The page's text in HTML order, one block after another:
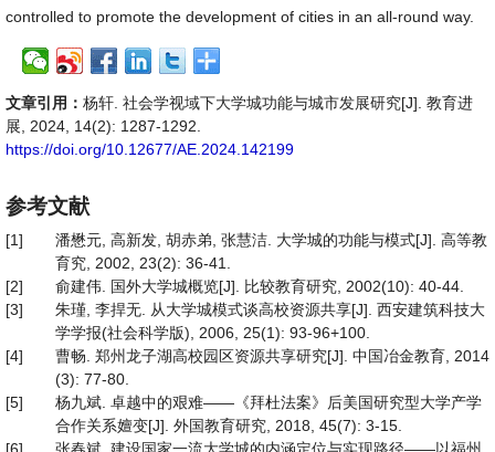
controlled to promote the development of cities in an all-round way.
文章引用： 杨轩. 社会学视域下大学城功能与城市发展研究[J]. 教育进
展, 2024, 14(2): 1287-1292.
https://doi.org/10.12677/AE.2024.142199
参考文献
[1]
潘懋元, 高新发, 胡赤弟, 张慧洁. 大学城的功能与模式[J]. 高等教
育究, 2002, 23(2): 36-41.
[2]
俞建伟. 国外大学城概览[J]. 比较教育研究, 2002(10): 40-44.
[3]
朱瑾, 李捍无. 从大学城模式谈高校资源共享[J]. 西安建筑科技大
学学报(社会科学版), 2006, 25(1): 93-96+100.
[4]
曹畅. 郑州龙子湖高校园区资源共享研究[J]. 中国冶金教育, 2014
(3): 77-80.
[5]
杨九斌. 卓越中的艰难——《拜杜法案》后美国研究型大学产学
合作关系嬗变[J]. 外国教育研究, 2018, 45(7): 3-15.